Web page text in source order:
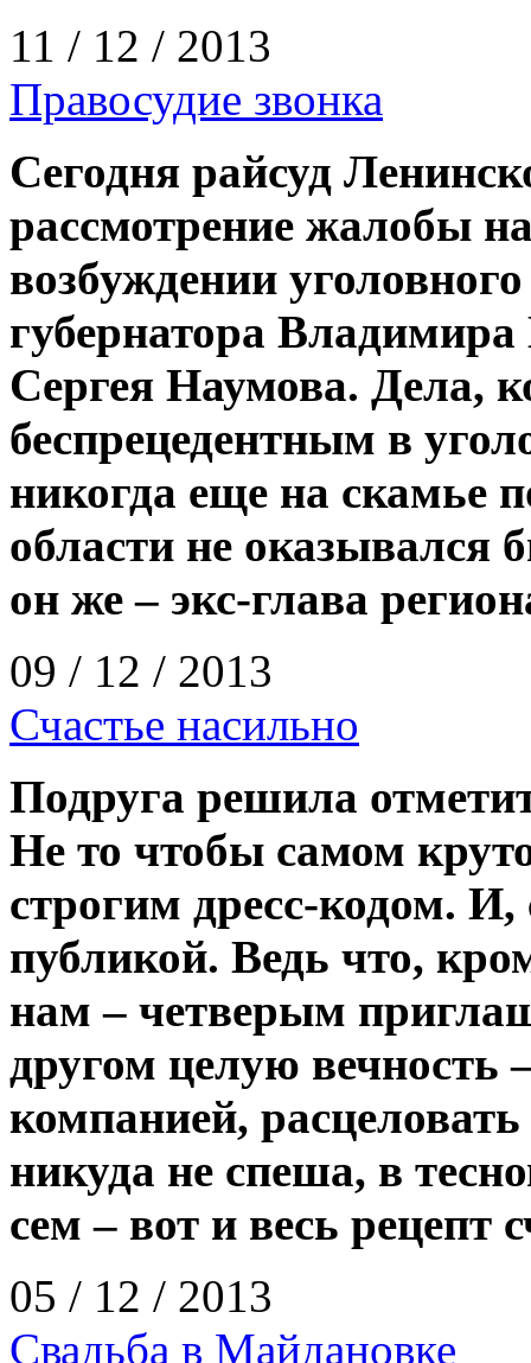
11 / 12 / 2013
Правосудие звонка
Сегодня райсуд
рассмотрение жалобы
возбуждении
губернатора Владимира
Сергея Наумова. Дела,
беспрецедентным в
никогда еще на скамье
области не оказывался
он же – экс­-глава
09 / 12 / 2013
Счастье насильно
Подруга решила
Не то чтобы самом
строгим дресс-­кодом.
публикой. Ведь что,
нам – четверым
другом целую вечность
компанией,
никуда не спеша, в
сем – вот и весь рецепт
05 / 12 / 2013
Свадьба в Майдановке